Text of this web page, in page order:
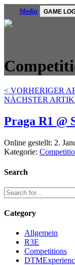
Media GAME
< VORHERIGER
NÄCHSTER
Praga R1 @
Online gestellt: 2.
Kategorie:
Search
Category
Allgemein
R3E
Competitions